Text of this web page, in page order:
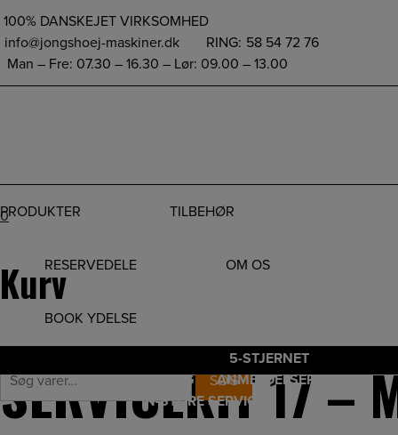
indholdet
100% DANSKEJET VIRKSOMHED
info@jongshoej-maskiner.dk
RING: 58 54 72 76
Man – Fre: 07.30 – 16.30 – Lør: 09.00 – 13.00
0
Kurv
Søg
efter:
SØG
PRODUKTER TILBEHØR
RESERVEDELE OM OS
BOOK YDELSE
HURTIG LEVERING
5-STJERNET
ANMELDELSER
IN-STORE SERVICE
Forside/Reservedele/ Stihl Service Kits / SERVICEKIT 17 – MS
Netpris
SERVICEKIT 17 –